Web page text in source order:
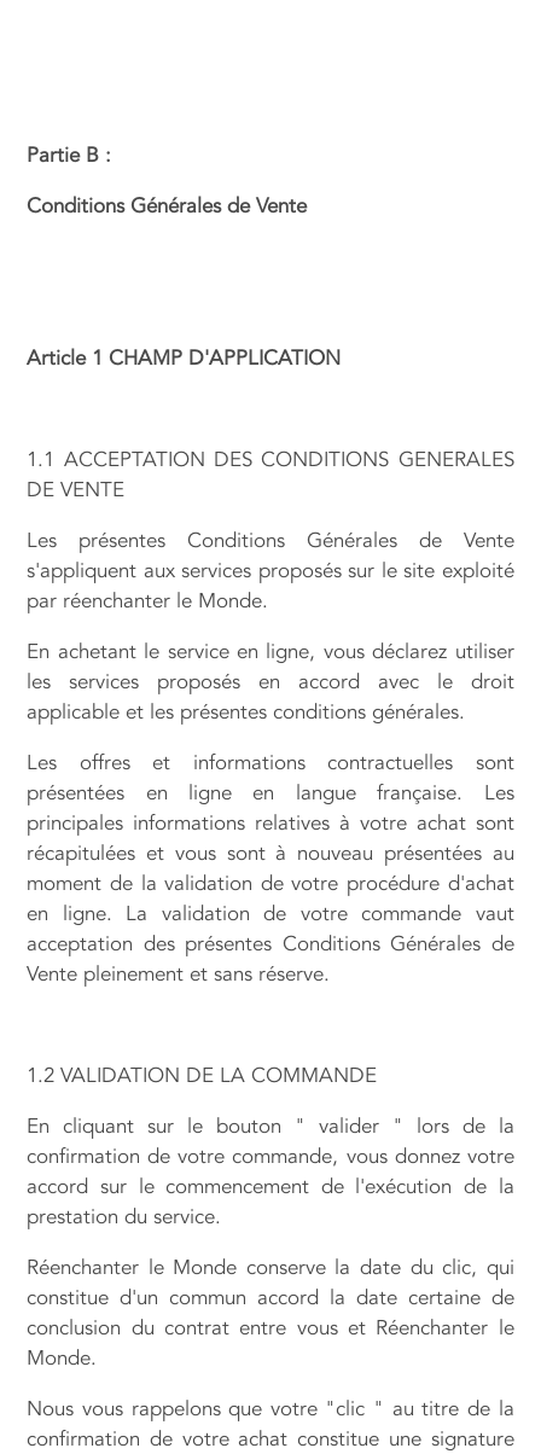
Partie B :
Conditions Générales de Vente
Article 1 CHAMP D'APPLICATION
1.1 ACCEPTATION DES CONDITIONS GENERALES
DE VENTE
Les présentes Conditions Générales de Vente
s'appliquent aux services proposés sur le site exploité
par réenchanter le Monde.
En achetant le service en ligne, vous déclarez utiliser
les services proposés en accord avec le droit
applicable et les présentes conditions générales.
Les offres et informations contractuelles sont
présentées en ligne en langue française. Les
principales informations relatives à votre achat sont
récapitulées et vous sont à nouveau présentées au
moment de la validation de votre procédure d'achat
en ligne. La validation de votre commande vaut
acceptation des présentes Conditions Générales de
Vente pleinement et sans réserve.
1.2 VALIDATION DE LA COMMANDE
En cliquant sur le bouton " valider " lors de la
confirmation de votre commande, vous donnez votre
accord sur le commencement de l'exécution de la
prestation du service.
Réenchanter le Monde conserve la date du clic, qui
constitue d'un commun accord la date certaine de
conclusion du contrat entre vous et Réenchanter le
Monde.
Nous vous rappelons que votre "clic " au titre de la
confirmation de votre achat constitue une signature